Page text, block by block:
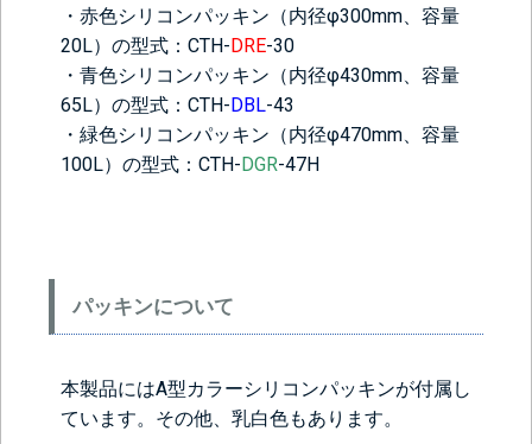
背面側に部品をつける
る(+56760円)
(+10560円)
シール座をつけ
カードホルダー
・赤色シリコンパッキン（内径φ300mm、容量
20L）の型式：CTH-DRE-30
・青色シリコンパッキン（内径φ430mm、容量
65L）の型式：CTH-DBL-43
・緑色シリコンパッキン（内径φ470mm、容量
100L）の型式：CTH-DGR-47H
パッキンについて
本製品にはA型カラーシリコンパッキンが付属し
ています。その他、乳白色もあります。